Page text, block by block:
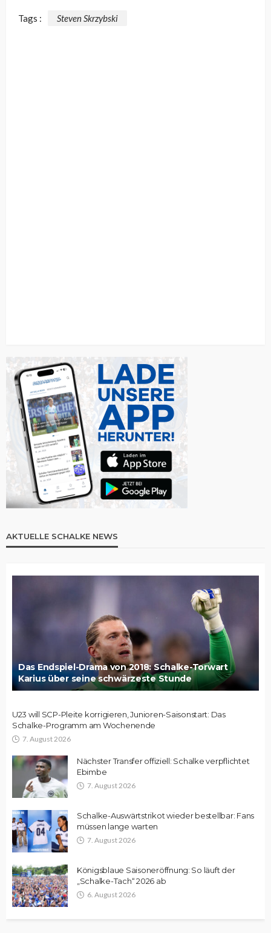
Tags : Steven Skrzybski
AKTUELLE SCHALKE NEWS
Das Endspiel-Drama von 2018: Schalke-Torwart
Karius über seine schwärzeste Stunde
U23 will SCP-Pleite korrigieren, Junioren-Saisonstart: Das
Schalke-Programm am Wochenende
7. August 2026
Nächster Transfer offiziell: Schalke verpflichtet
Ebimbe
7. August 2026
Schalke-Auswärtstrikot wieder bestellbar: Fans
müssen lange warten
7. August 2026
Königsblaue Saisoneröffnung: So läuft der
„Schalke-Tach“ 2026 ab
6. August 2026